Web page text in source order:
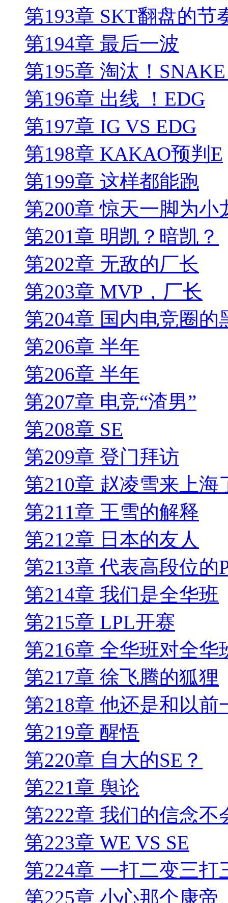
第193章 SKT翻盘的节
第194章 最后一波
第195章 淘汰！
第196章 出线 ！EDG
第197章 IG VS EDG
第198章 KAKAO预判E
第199章 这样都能跑
第200章 惊天一脚为小
第201章 明凯？暗凯？
第202章 无敌的厂长
第203章 MVP，厂长
第204章 国内电竞圈的
第206章 半年
第206章 半年
第207章 电竞“渣男”
第208章 SE
第209章 登门拜访
第210章 赵凌雪来上海
第211章 王雪的解释
第212章 日本的友人
第213章 代表高段位的
第214章 我们是全华班
第215章 LPL开赛
第216章 全华班对全华
第217章 徐飞腾的狐狸
第218章 他还是和以前
第219章 醒悟
第220章 自大的SE？
第221章 舆论
第222章 我们的信念不
第223章 WE VS SE
第224章 一打二变三打
第225章 小心那个康帝